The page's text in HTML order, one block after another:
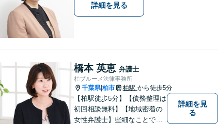
詳細を見る
橋本 英恵 弁護士
柏ブルーメ法律事務所
千葉県|柏市 柏駅 から徒歩5分
【柏駅徒歩5分】【債務整理は
初回相談無料】【地域密着の
女性弁護士】些細なことでも
詳細を見
る